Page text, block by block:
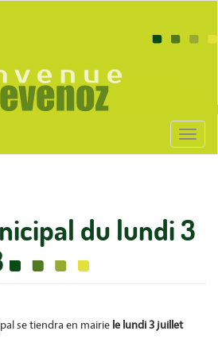
Toggle
du lundi 3
se tiendra en mairie le lundi 3 juillet